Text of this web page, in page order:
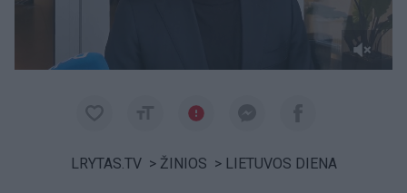
LRYTAS.TV > ŽINIOS > LIETUVOS DIENA